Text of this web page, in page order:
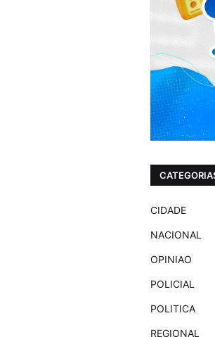
CIDADE
NACIONAL
OPINIAO
POLICIAL
POLITICA
REGIONAL